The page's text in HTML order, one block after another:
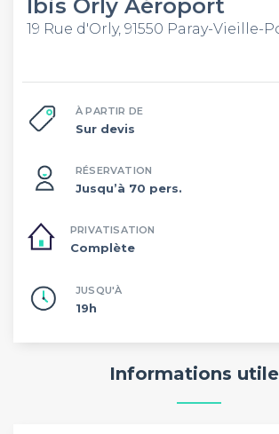
Ibis Orly Aéroport
19 Rue d'Orly, 91550 Paray-Vieille-
À PARTIR DE
Sur devis
RÉSERVATION
Jusqu’à 70 pers.
PRIVATISATION
Complète
JUSQU'À
19h
Informations